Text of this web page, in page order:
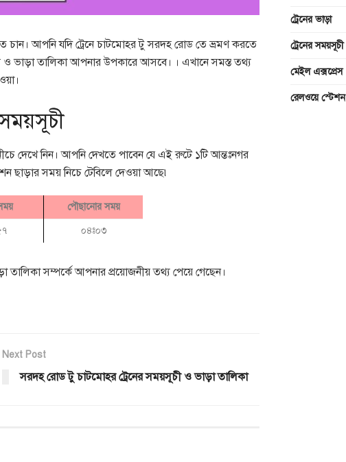
আপনি যদি ট্রেনে চাটমোহর টু সরদহ রোড তে ভ্রমণ করতে
ভাড়া তালিকা আপনার উপকারে আসবে। । এখানে সমস্ত তথ্য
দেখে নিন। আপনি দেখতে পাবেন যে এই রুটে ১টি আন্তঃনগর
ছাড়ার সময় নিচে টেবিলে দেওয়া আছে৷
পৌছানোর সময়
০৪ঃ০৩
সম্পর্কে আপনার প্রয়োজনীয় তথ্য পেয়ে গেছেন।
Next Post
সরদহ রোড টু চাটমোহর ট্রেনের সময়সূচী ও ভাড়া তালিকা
ট্রেনের ভাড়া
ট্রেনের সময়সূচী
মেইল এক্সপ্রেস
রেলওয়ে স্টেশন